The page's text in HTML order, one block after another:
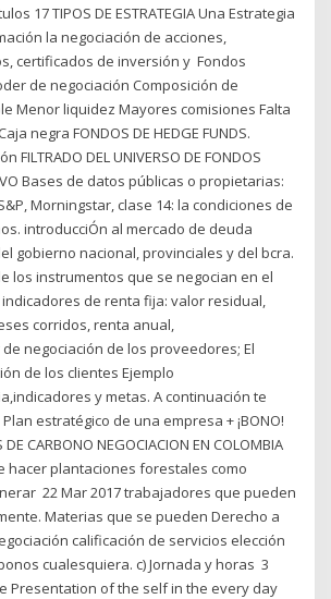
17 TIPOS DE ESTRATEGIA Una Estrategia
la negociación de acciones,
certificados de inversión y Fondos
de negociación Composición de
Menor liquidez Mayores comisiones Falta
negra FONDOS DE HEDGE FUNDS.
FILTRADO DEL UNIVERSO DE FONDOS
Bases de datos públicas o propietarias:
Morningstar, clase 14: la condiciones de
introducciÓn al mercado de deuda
gobierno nacional, provinciales y del bcra.
los instrumentos que se negocian en el
indicadores de renta fija: valor residual,
corridos, renta anual,
de negociación de los proveedores; El
de los clientes Ejemplo
y metas. A continuación te
estratégico de una empresa + ¡BONO!
CARBONO NEGOCIACION EN COLOMBIA
hacer plantaciones forestales como
22 Mar 2017 trabajadores que pueden
Materias que se pueden Derecho a
calificación de servicios elección
cualesquiera. c) Jornada y horas 3
Presentation of the self in the every day